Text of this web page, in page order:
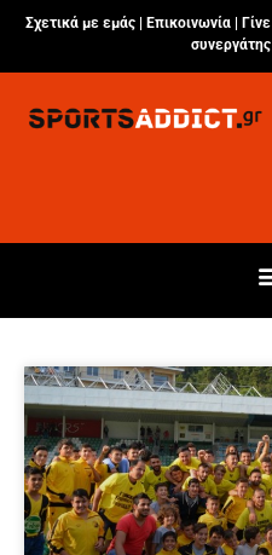
Σχετικά με εμάς | Επικοινωνία
Γίνε
συνεργάτης